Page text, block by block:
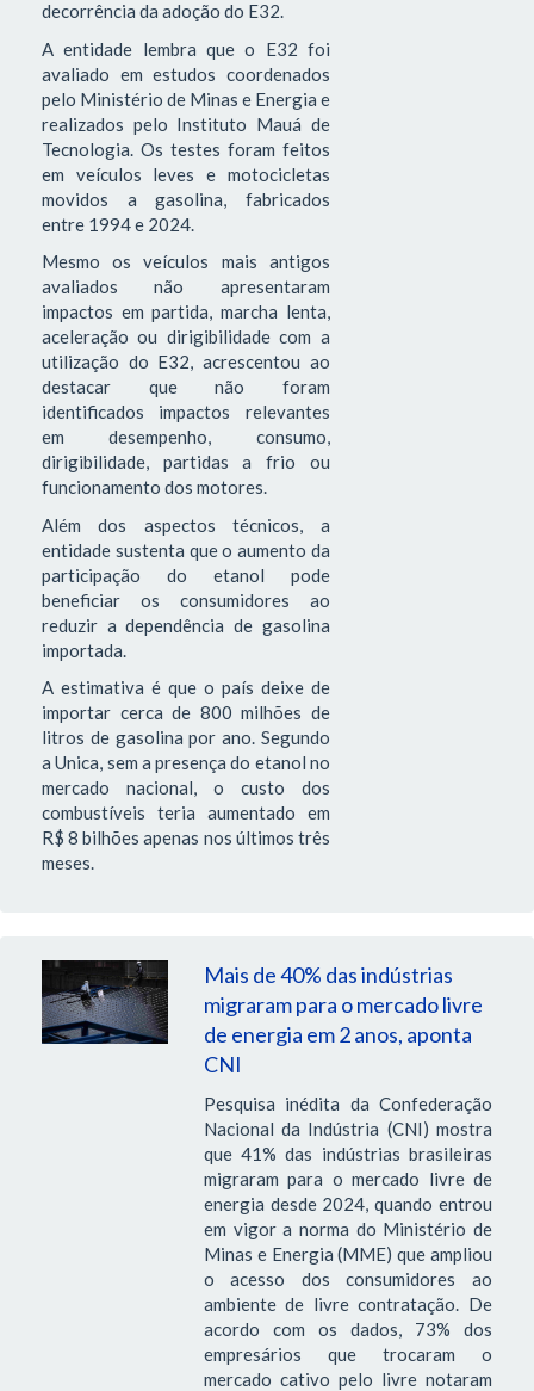
decorrência da adoção do E32.
A entidade lembra que o E32 foi
avaliado em estudos coordenados
pelo Ministério de Minas e Energia e
realizados pelo Instituto Mauá de
Tecnologia. Os testes foram feitos
em veículos leves e motocicletas
movidos a gasolina, fabricados
entre 1994 e 2024.
Mesmo os veículos mais antigos
avaliados não apresentaram
impactos em partida, marcha lenta,
aceleração ou dirigibilidade com a
utilização do E32, acrescentou ao
destacar que não foram
identificados impactos relevantes
em desempenho, consumo,
dirigibilidade, partidas a frio ou
funcionamento dos motores.
Além dos aspectos técnicos, a
entidade sustenta que o aumento da
participação do etanol pode
beneficiar os consumidores ao
reduzir a dependência de gasolina
importada.
A estimativa é que o país deixe de
importar cerca de 800 milhões de
litros de gasolina por ano. Segundo
a Unica, sem a presença do etanol no
mercado nacional, o custo dos
combustíveis teria aumentado em
R$ 8 bilhões apenas nos últimos três
meses.
Mais de 40% das indústrias
migraram para o mercado livre
de energia em 2 anos, aponta
CNI
Pesquisa inédita da Confederação
Nacional da Indústria (CNI) mostra
que 41% das indústrias brasileiras
migraram para o mercado livre de
energia desde 2024, quando entrou
em vigor a norma do Ministério de
Minas e Energia (MME) que ampliou
o acesso dos consumidores ao
ambiente de livre contratação. De
acordo com os dados, 73% dos
empresários que trocaram o
mercado cativo pelo livre notaram